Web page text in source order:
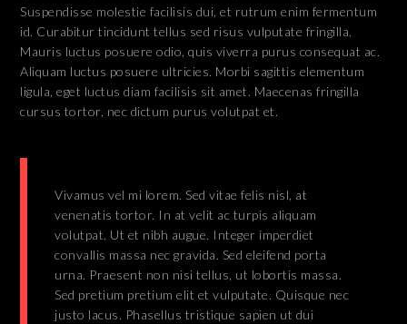
Suspendisse molestie facilisis dui, et rutrum enim fermentum
id. Curabitur tincidunt tellus sed risus vulputate fringilla.
Mauris luctus posuere odio, quis viverra purus consequat ac.
Aliquam luctus posuere ultricies. Morbi sagittis elementum
ligula, eget luctus diam facilisis sit amet. Maecenas fringilla
cursus tortor, nec dictum purus volutpat et.
Vivamus vel mi lorem. Sed vitae felis nisl, at
venenatis tortor. In at velit ac turpis aliquam
volutpat. Ut et nibh augue. Integer imperdiet
convallis massa nec gravida. Sed eleifend porta
urna. Praesent non nisi tellus, ut lobortis massa.
Sed pretium pretium elit et vulputate. Quisque nec
justo lacus. Phasellus tristique sapien ut dui